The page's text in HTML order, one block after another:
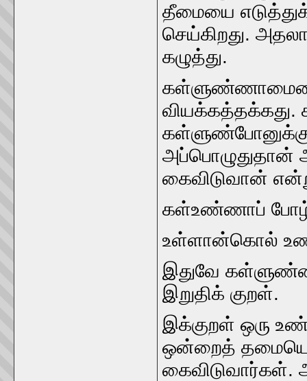
தீமையை
செய்கிறது.
கழுத்து.
கைவிடுவான்‌
கள்உண்ணாப்‌
உள்ளான்‌கொல்‌
இதுவே
இறுதிக்‌ குறள்‌.
இக்குறள்‌ ஒரு
ஒன்றைத்‌
கைவிடுவார்கள்‌.